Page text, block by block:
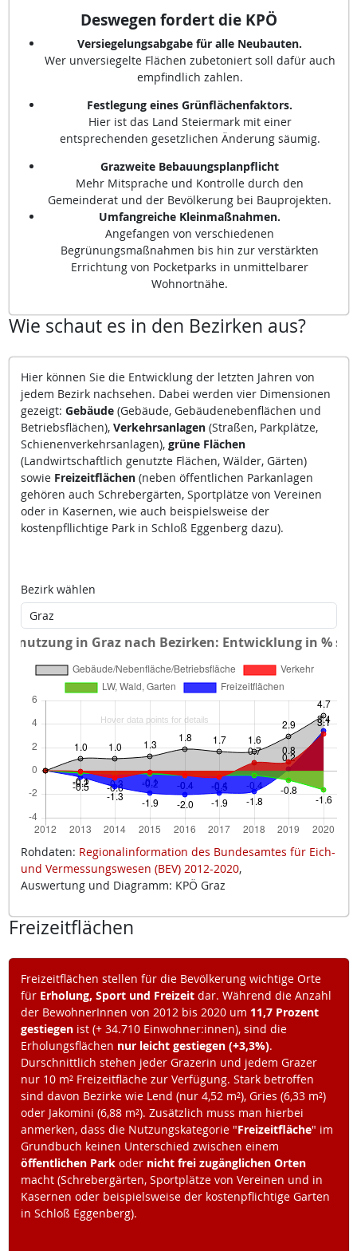
Deswegen fordert die KPÖ
Versiegelungsabgabe für alle Neubauten.
Wer unversiegelte Flächen zubetoniert soll dafür auch
empfindlich zahlen.
Festlegung eines Grünflächenfaktors.
Hier ist das Land Steiermark mit einer
entsprechenden gesetzlichen Änderung säumig.
Grazweite Bebauungsplanpflicht
Mehr Mitsprache und Kontrolle durch den
Gemeinderat und der Bevölkerung bei Bauprojekten.
Umfangreiche Kleinmaßnahmen.
Angefangen von verschiedenen
Begrünungsmaßnahmen bis hin zur verstärkten
Errichtung von Pocketparks in unmittelbarer
Wohnortnähe.
Wie schaut es in den Bezirken aus?
Hier können Sie die Entwicklung der letzten Jahren von
jedem Bezirk nachsehen. Dabei werden vier Dimensionen
gezeigt: Gebäude (Gebäude, Gebäudenebenflächen und
Betriebsflächen), Verkehrsanlagen (Straßen, Parkplätze,
Schienenverkehrsanlagen), grüne Flächen
(Landwirtschaftlich genutzte Flächen, Wälder, Gärten)
sowie Freizeitflächen (neben öffentlichen Parkanlagen
gehören auch Schrebergärten, Sportplätze von Vereinen
oder in Kasernen, wie auch beispielsweise der
kostenpfllichtige Park in Schloß Eggenberg dazu).
Bezirk wählen
Rohdaten: Regionalinformation des Bundesamtes für Eich-
und Vermessungswesen (BEV) 2012-2020,
Auswertung und Diagramm: KPÖ Graz
Freizeitflächen
Freizeitflächen stellen für die Bevölkerung wichtige Orte
für Erholung, Sport und Freizeitdar. Während die Anzahl
der BewohnerInnen von 2012 bis 2020 um 11,7 Prozent
gestiegenist (+ 34.710 Einwohner:innen), sind die
Erholungsflächen nur leicht gestiegen (+3,3%).
Durschnittlich stehen jeder Grazerin und jedem Grazer
nur 10 m² Freizeitfläche zur Verfügung. Stark betroffen
sind davon Bezirke wie Lend (nur 4,52 m²), Gries (6,33 m²)
oder Jakomini (6,88 m²). Zusätzlich muss man hierbei
anmerken, dass die Nutzungskategorie "Freizeitfläche" im
Grundbuch keinen Unterschied zwischen einem
öffentlichen Parkoder nicht frei zugänglichen Orten
macht (Schrebergärten, Sportplätze von Vereinen und in
Kasernen oder beispielsweise der kostenpflichtige Garten
in Schloß Eggenberg).